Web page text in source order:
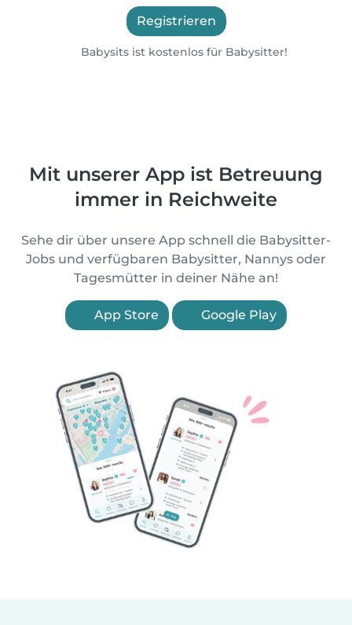
Registrieren
Babysits ist kostenlos für Babysitter!
Mit unserer App ist Betreuung
immer in Reichweite
Sehe dir über unsere App schnell die Babysitter-
Jobs und verfügbaren Babysitter, Nannys oder
Tagesmütter in deiner Nähe an!
App Store Google Play